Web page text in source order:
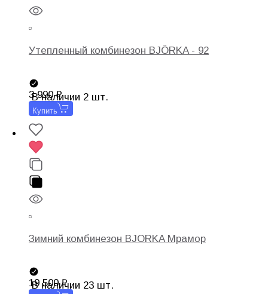
Утепленный комбинезон BJÖRKA - 92
В наличии 2 шт.
3 990
Купить
Зимний комбинезон BJORKA Мрамор
В наличии 23 шт.
19 500